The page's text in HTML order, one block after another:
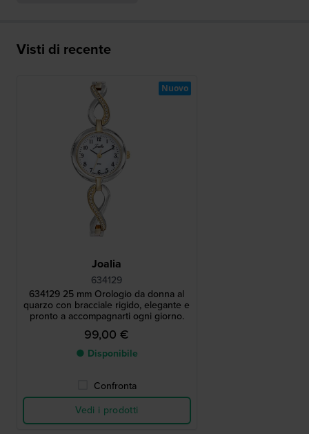
Visti di recente
Joalia
634129
634129 25 mm Orologio da donna al
quarzo con bracciale rigido, elegante e
pronto a accompagnarti ogni giorno.
99,00 €
● Disponibile
Confronta
Vedi i prodotti
Nuovo